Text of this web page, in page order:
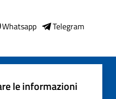
Whatsapp
Telegram
le informazioni